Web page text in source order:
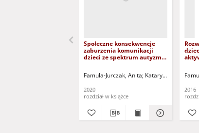
Społeczne konsekwencje
zaburzenia komunikacji
dzieci ze spektrum autyzmu
the Autism spectrum
Famuła-Jurczak, Anita Kataryńczuk-
2020
rozdział w książce
2016